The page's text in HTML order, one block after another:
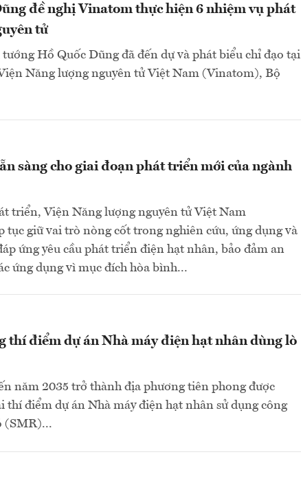
đề nghị Vinatom thực hiện 6 nhiệm vụ phát
tử
Hồ Quốc Dũng đã đến dự và phát biểu chỉ đạo tại
Năng lượng nguyên tử Việt Nam (Vinatom), Bộ
sàng cho giai đoạn phát triển mới của ngành
triển, Viện Năng lượng nguyên tử Việt Nam
giữ vai trò nòng cốt trong nghiên cứu, ứng dụng và
ứng yêu cầu phát triển điện hạt nhân, bảo đảm an
ứng dụng vì mục đích hòa bình...
thí điểm dự án Nhà máy điện hạt nhân dùng lò
năm 2035 trở thành địa phương tiên phong được
điểm dự án Nhà máy điện hạt nhân sử dụng công
(SMR)...